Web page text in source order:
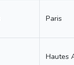
Paris
Hautes